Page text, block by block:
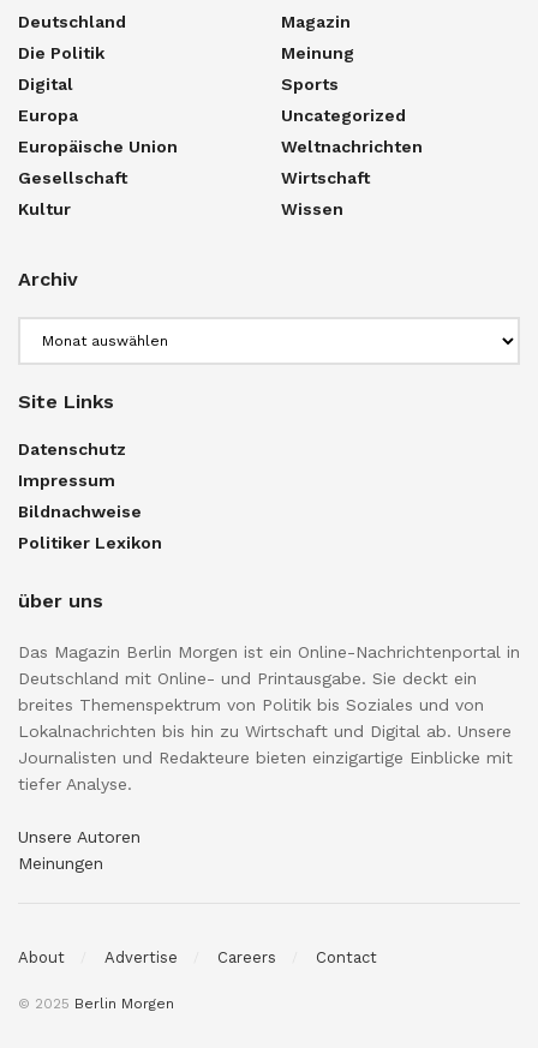
Deutschland
Die Politik
Digital
Europa
Europäische Union
Gesellschaft
Kultur
Magazin
Meinung
Sports
Uncategorized
Weltnachrichten
Wirtschaft
Wissen
Archiv
Site Links
Datenschutz
Impressum
Bildnachweise
Politiker Lexikon
über uns
Das Magazin Berlin Morgen ist ein Online-Nachrichtenportal in
Deutschland mit Online- und Printausgabe. Sie deckt ein
breites Themenspektrum von Politik bis Soziales und von
Lokalnachrichten bis hin zu Wirtschaft und Digital ab. Unsere
Journalisten und Redakteure bieten einzigartige Einblicke mit
tiefer Analyse.
Unsere Autoren
Meinungen
About Advertise Careers Contact
© 2025 Berlin Morgen